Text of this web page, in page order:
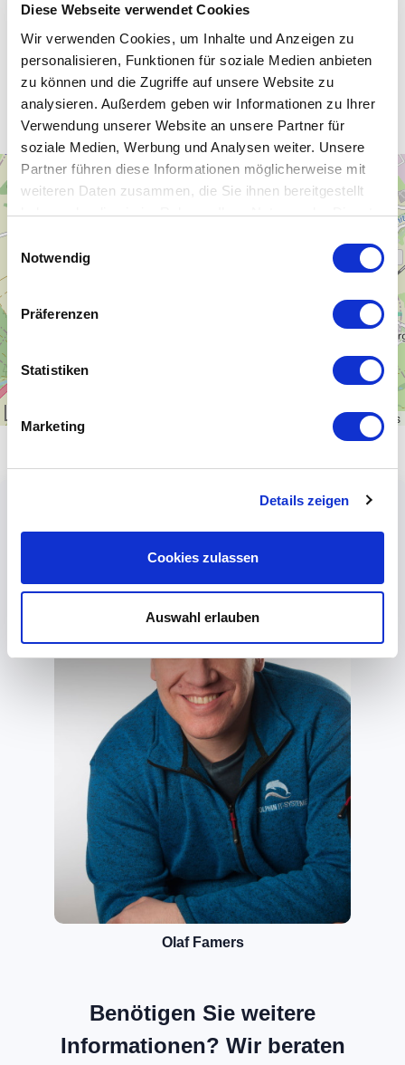
Diese Webseite verwendet Cookies
Wir verwenden Cookies, um Inhalte und Anzeigen zu
personalisieren, Funktionen für soziale Medien anbieten
zu können und die Zugriffe auf unsere Website zu
analysieren. Außerdem geben wir Informationen zu Ihrer
Verwendung unserer Website an unsere Partner für
soziale Medien, Werbung und Analysen weiter. Unsere
Partner führen diese Informationen möglicherweise mit
weiteren Daten zusammen, die Sie ihnen bereitgestellt
haben oder die sie im Rahmen Ihrer Nutzung der Dienste
Einwilligungsauswahl
Notwendig
Präferenzen
Statistiken
Marketing
Details zeigen
Cookies zulassen
Auswahl erlauben
Unsere WLAN-Hotspots in
Jahnsdorf
+
OpenStreetMapcontributors
Olaf Famers
Benötigen Sie weitere
Informationen? Wir beraten